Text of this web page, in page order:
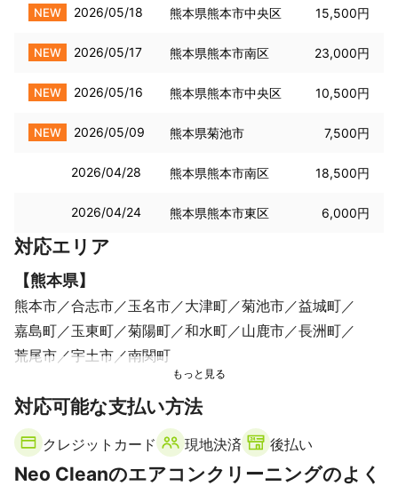
NEW 2026/05/18 熊本県熊本市中央区 15,500円
NEW 2026/05/17 熊本県熊本市南区 23,000円
NEW 2026/05/16 熊本県熊本市中央区 10,500円
NEW 2026/05/09 熊本県菊池市 7,500円
2026/04/28 熊本県熊本市南区 18,500円
2026/04/24 熊本県熊本市東区 6,000円
対応エリア
【熊本県】
熊本市 合志市 玉名市 大津町 菊池市
益城町
嘉島町
玉東町 菊陽町 和水町 山鹿市
長洲町
荒尾市
宇土市 南関町
対応可能な支払い方法
クレジットカード 現地決済 後払い
Neo Cleanのエアコンクリーニングのよく